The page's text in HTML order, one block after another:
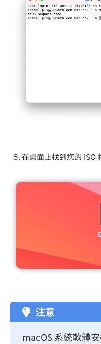
在桌面上找到您的 ISO
注意
macOS 系統軟體